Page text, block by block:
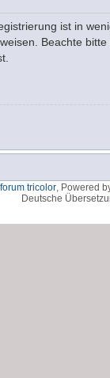
ist in
Beachte
forum tricolor, Powered
Deutsche